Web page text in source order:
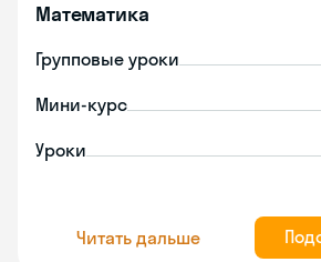
Математика
Групповые уроки
Мини-курс
Уроки
Читать дальше